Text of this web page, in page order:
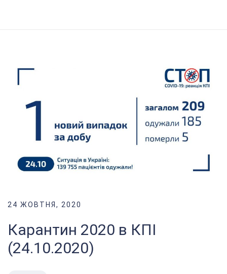
24 ЖОВТНЯ, 2020
Карантин 2020 в КПІ
(24.10.2020)